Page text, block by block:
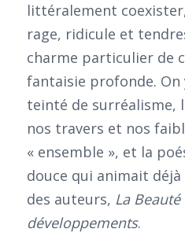
littéralement
rage, ridicule et
charme particulier de
fantaisie profonde. On
teinté de surréalisme,
nos travers et nos
« ensemble », et la
douce qui animait
des auteurs, La
développements.